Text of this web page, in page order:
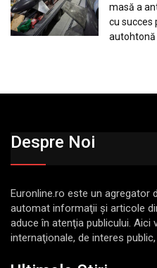
masă a
cu succes
autohtonă
Despre Noi
Euronline.ro este un agregator
automat informaţii şi articole
aduce în atenţia publicului.
internaţionale, de interes